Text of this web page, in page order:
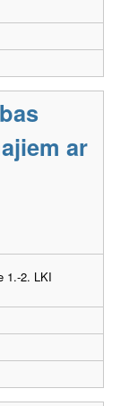
ar
1.-2. LKI